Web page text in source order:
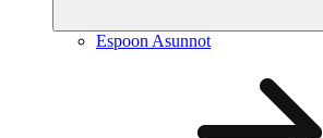
Espoon Asunnot